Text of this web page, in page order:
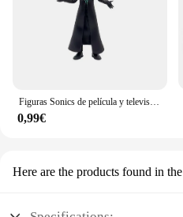
Figuras Sonics de película y televisión para niños, juguete de personaje de PVC, erizo, sombra, cola, modelo de muñecas, juguetes de animales, gran oferta, 8 estilos
0,99€
Here are the products found in the